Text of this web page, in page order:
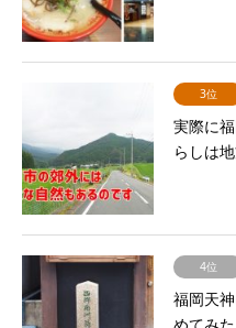
3位
実際に
らしは
4位
福岡天